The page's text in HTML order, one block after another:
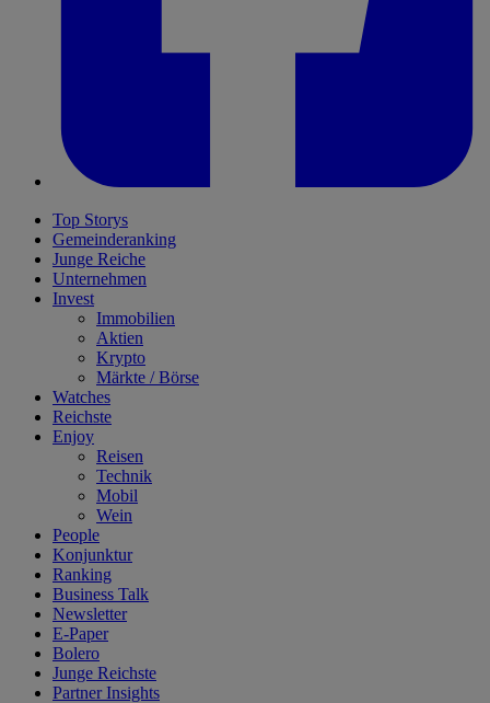
Top Storys
Gemeinderanking
Junge Reiche
Unternehmen
Invest
Immobilien
Aktien
Krypto
Märkte / Börse
Watches
Reichste
Enjoy
Reisen
Technik
Mobil
Wein
People
Konjunktur
Ranking
Business Talk
Newsletter
E-Paper
Bolero
Junge Reichste
Partner Insights